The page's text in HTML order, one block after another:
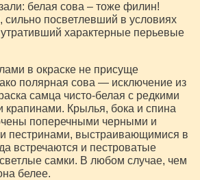
белая сова – тоже филин!
сильно посветлевший в условиях
характерные перьевые
в окраске не присуще
полярная сова — исключение из
самца чисто-белая с редкими
крапинами. Крылья, бока и спина
поперечными черными и
пестринами, выстраивающимися в
встречаются и пестроватые
самки. В любом случае, чем
белее.